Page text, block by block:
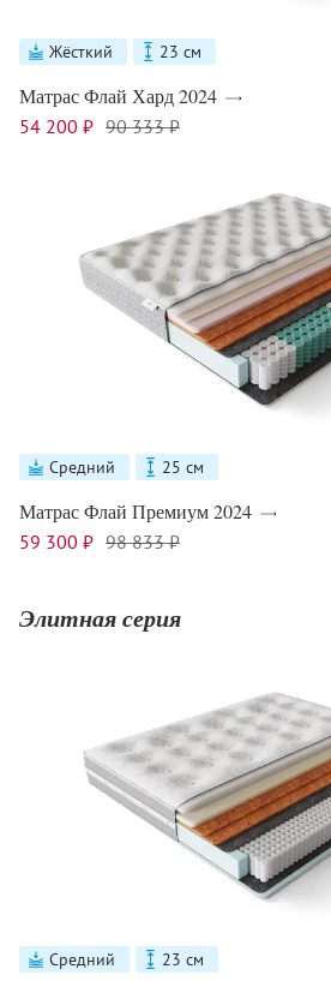
Жёсткий 23 см
Матрас Флай Хард 2024
54 200 ₽ 90 333 ₽
Средний 25 см
Матрас Флай Премиум 2024
59 300 ₽ 98 833 ₽
Элитная серия
Средний 23 см